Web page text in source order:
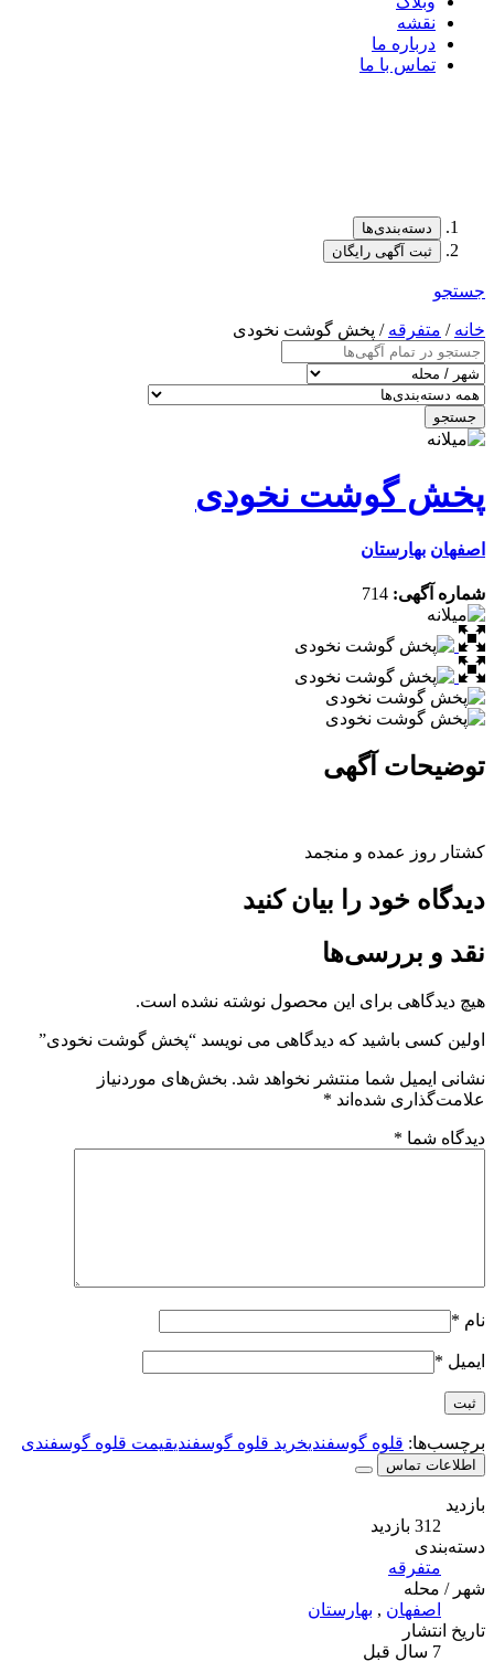
نقشه
درباره ما
تماس با ما
دسته‌بندی‌ها
ثبت آگهی رایگان
جستجو
خانه/ متفرقه/ پخش گوشت نخودی
جستجو
پخش گوشت نخودی
اصفهان بهارستان
شماره آگهی: 714
توضیحات آگهی
کشتار روز عمده و منجمد
دیدگاه خود را بیان کنید
نقد و بررسی‌ها
هیچ دیدگاهی برای این محصول نوشته نشده است.
اولین کسی باشید که دیدگاهی می نویسد “پخش گوشت نخودی”
نشانی ایمیل شما منتشر نخواهد شد. بخش‌های موردنیاز
علامت‌گذاری شده‌اند *
دیدگاه شما *
نام *
ایمیل *
برچسب‌ها: قلوه گوسفندیخرید قلوه گوسفندیقیمت قلوه گوسفندی
اطلاعات تماس
بازدید
312 بازدید
دسته‌بندی
متفرقه
شهر / محله
اصفهان, بهارستان
تاریخ انتشار
7 سال قبل